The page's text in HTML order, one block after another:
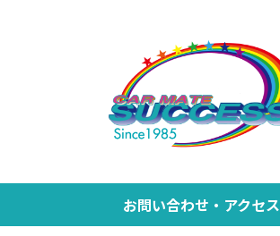
お問い合わせ・アクセス